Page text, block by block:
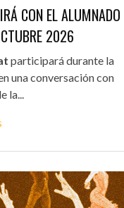
CON EL ALUMNADO
2026
participará durante la
una conversación con
la...